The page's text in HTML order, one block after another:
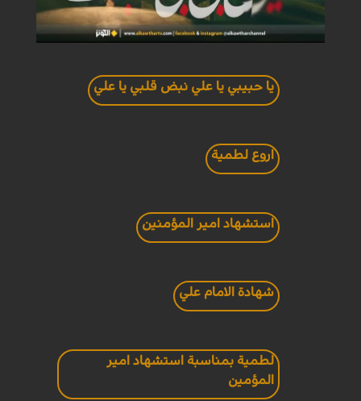
يا حبيبي يا علي نبض قلبي يا علي
اروع لطمية
استشهاد امير المؤمنين
شهادة الامام علي
لطمية بمناسبة استشهاد امير
المؤمين